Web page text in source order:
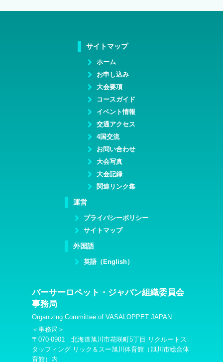
サイトマップ
ホーム
お申し込み
大会要項
コースガイド
イベント情報
交通アクセス
4国交流
お問い合わせ
大会写真
大会記録
関連リンク集
運営
プライバシーポリシー
サイトマップ
外国語
英語（English）
バーサーロペット・ジャパン組織委員会
事務局
Organizing Committee of VASALOPPET JAPAN
＜事務局＞
〒070-0901 北海道旭川市花咲町5丁目 リクルートス
タッフィング リック＆スー旭川体育館（旭川市総合体
育館）内